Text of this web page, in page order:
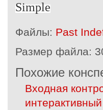
Simple
Файлы: Past
Размер файла:
Похожие
Входная